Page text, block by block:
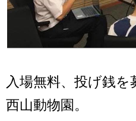
入場無料、投げ銭
西山動物園。